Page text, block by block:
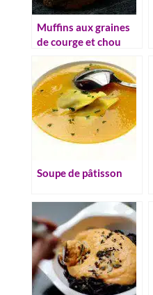
Muffins aux graines
de courge et chou
Soupe de pâtisson